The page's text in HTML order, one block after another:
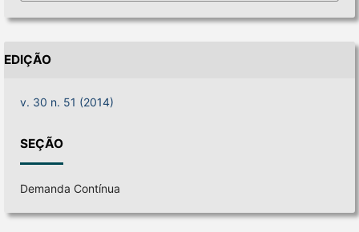
EDIÇÃO
v. 30 n. 51 (2014)
SEÇÃO
Demanda Contínua